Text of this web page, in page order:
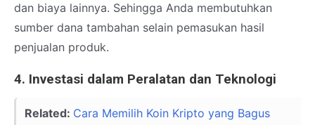
dan biaya lainnya. Sehingga Anda membutuhkan
sumber dana tambahan selain pemasukan hasil
penjualan produk.
4. Investasi dalam Peralatan dan Teknologi
Related: Cara Memilih Koin Kripto yang Bagus